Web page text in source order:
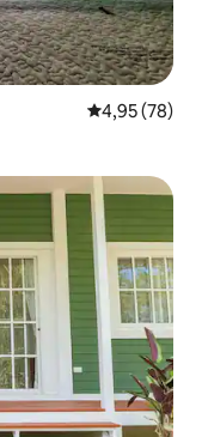
Évaluation
4,95 (78)